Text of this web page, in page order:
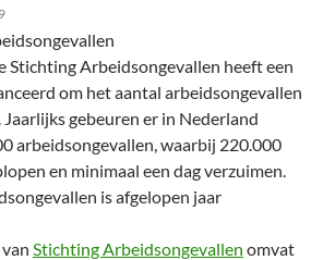
Stichting Arbeidsongevallen heeft een
om het aantal arbeidsongevallen
gebeuren er in Nederland
arbeidsongevallen, waarbij 220.000
en minimaal een dag verzuimen.
is afgelopen jaar
Stichting Arbeidsongevallen omvat